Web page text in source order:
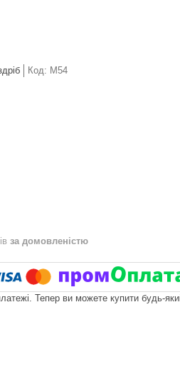
Код: М54
за домовленістю
Тепер ви можете купити будь-